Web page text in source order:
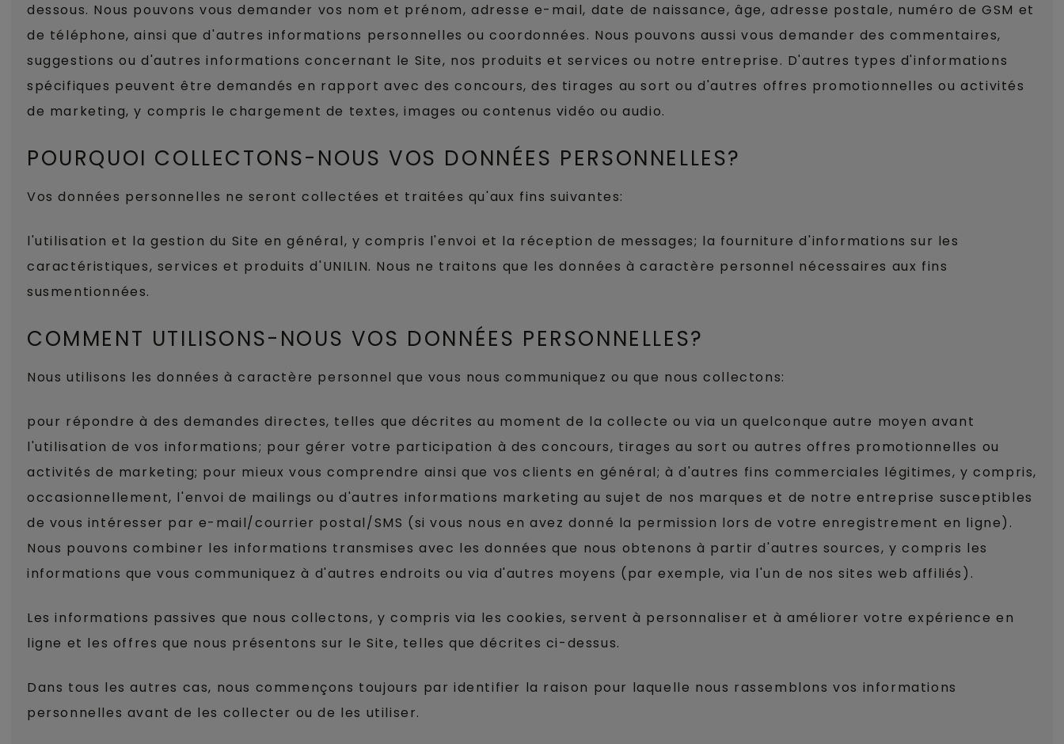
dessous. Nous pouvons vous demander vos nom et prénom, adresse e-mail, date de naissance, âge, adresse postale, numéro de GSM et
de téléphone, ainsi que d'autres informations personnelles ou coordonnées. Nous pouvons aussi vous demander des commentaires,
suggestions ou d'autres informations concernant le Site, nos produits et services ou notre entreprise. D'autres types d'informations
spécifiques peuvent être demandés en rapport avec des concours, des tirages au sort ou d'autres offres promotionnelles ou activités
de marketing, y compris le chargement de textes, images ou contenus vidéo ou audio.
POURQUOI COLLECTONS-NOUS VOS DONNÉES PERSONNELLES?
Vos données personnelles ne seront collectées et traitées qu'aux fins suivantes:
l'utilisation et la gestion du Site en général, y compris l'envoi et la réception de messages; la fourniture d'informations sur les
caractéristiques, services et produits d'UNILIN. Nous ne traitons que les données à caractère personnel nécessaires aux fins
susmentionnées.
COMMENT UTILISONS-NOUS VOS DONNÉES PERSONNELLES?
Nous utilisons les données à caractère personnel que vous nous communiquez ou que nous collectons:
pour répondre à des demandes directes, telles que décrites au moment de la collecte ou via un quelconque autre moyen avant
l'utilisation de vos informations; pour gérer votre participation à des concours, tirages au sort ou autres offres promotionnelles ou
activités de marketing; pour mieux vous comprendre ainsi que vos clients en général; à d'autres fins commerciales légitimes, y compris,
occasionnellement, l'envoi de mailings ou d'autres informations marketing au sujet de nos marques et de notre entreprise susceptibles
de vous intéresser par e-mail/courrier postal/SMS (si vous nous en avez donné la permission lors de votre enregistrement en ligne).
Nous pouvons combiner les informations transmises avec les données que nous obtenons à partir d'autres sources, y compris les
informations que vous communiquez à d'autres endroits ou via d'autres moyens (par exemple, via l'un de nos sites web affiliés).
Les informations passives que nous collectons, y compris via les cookies, servent à personnaliser et à améliorer votre expérience en
ligne et les offres que nous présentons sur le Site, telles que décrites ci-dessus.
Dans tous les autres cas, nous commençons toujours par identifier la raison pour laquelle nous rassemblons vos informations
personnelles avant de les collecter ou de les utiliser.